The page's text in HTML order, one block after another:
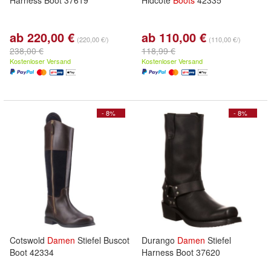
ab 220,00 € (220,00 €/)
238,00 €
Kostenloser Versand
ab 110,00 € (110,00 €/)
118,99 €
Kostenloser Versand
- 8%
Cotswold Damen Stiefel Buscot
Boot 42334
- 8%
Durango Damen Stiefel
Harness Boot 37620